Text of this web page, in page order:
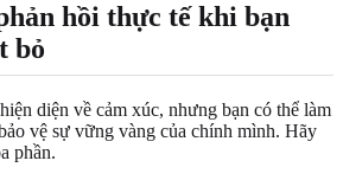
hồi thực tế khi bạn
bỏ
diện về cảm xúc, nhưng bạn có thể làm
vệ sự vững vàng của chính mình. Hãy
phần.